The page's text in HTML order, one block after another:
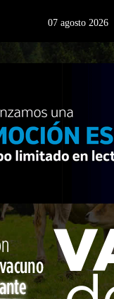
07 agosto 2026